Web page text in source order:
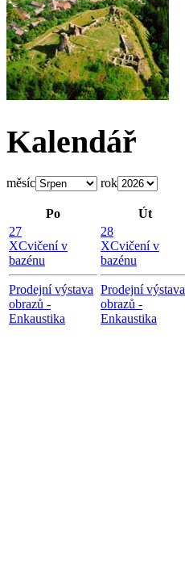
Kalendář
měsíc rok
Po Út
27
XCvičení v
bazénu
Prodejní výstava
obrazů -
Enkaustika
28
XCvičení v
bazénu
Prodejní výstava
obrazů -
Enkaustika